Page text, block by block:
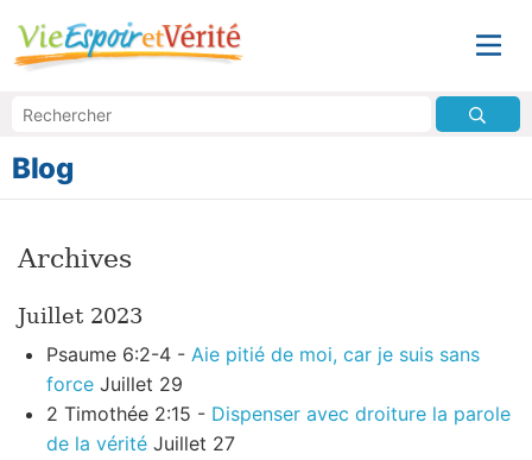
Blog
Archives
Juillet 2023
Psaume 6:2-4 - Aie pitié de moi, car je suis sans
force Juillet 29
2 Timothée 2:15 - Dispenser avec droiture la parole
de la vérité Juillet 27